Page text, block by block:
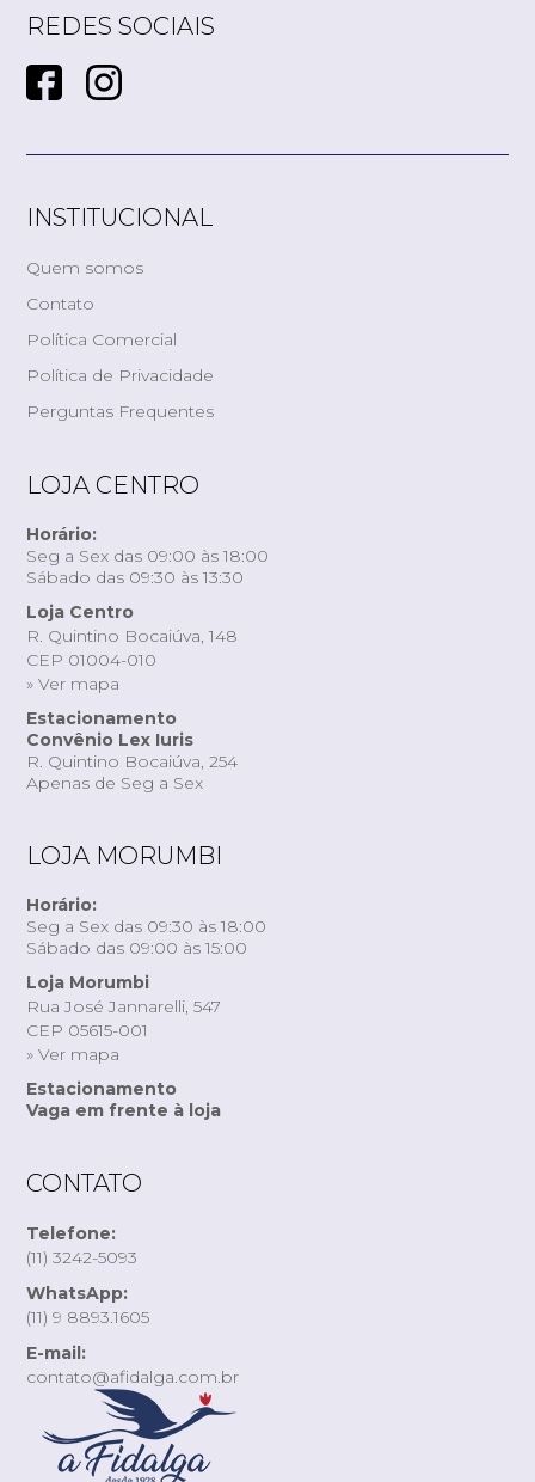
REDES SOCIAIS
INSTITUCIONAL
Quem somos
Contato
Política Comercial
Política de Privacidade
Perguntas Frequentes
LOJA CENTRO
Horário:
Seg a Sex das 09:00 às 18:00
Sábado das 09:30 às 13:30
Loja Centro
R. Quintino Bocaiúva, 148
CEP 01004-010
» Ver mapa
Estacionamento
Convênio Lex Iuris
R. Quintino Bocaiúva, 254
Apenas de Seg a Sex
LOJA MORUMBI
Horário:
Seg a Sex das 09:30 às 18:00
Sábado das 09:00 às 15:00
Loja Morumbi
Rua José Jannarelli, 547
CEP 05615-001
» Ver mapa
Estacionamento
Vaga em frente à loja
CONTATO
Telefone:
(11) 3242-5093
WhatsApp:
(11) 9 8893.1605
E-mail:
contato@afidalga.com.br